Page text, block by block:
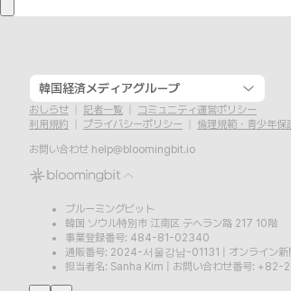
韓国経済メディアグループ
おしらせ 記者一覧
コミュニティ運営ポリシー
利用規約
プライバシーポリシー
倫理規範・青少年保
お問い合わせ help@bloomingbit.io
ブルーミングビット
韓国 ソウル特別市 江南区 テヘラン路 217 10階
事業登録番号: 484-81-02340
通販番号: 2024-서울강남-01131
オンライン
担当者名: Sanha Kim
お問い合わせ番号: